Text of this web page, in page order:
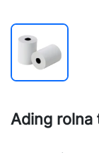
Ading rolna